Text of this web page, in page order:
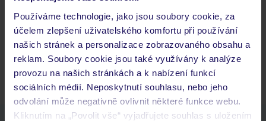
Používáme technologie, jako jsou soubory cookie, za
účelem zlepšení uživatelského komfortu při používání
našich stránek a personalizace zobrazovaného obsahu a
reklam. Soubory cookie jsou také využívány k analýze
provozu na našich stránkách a k nabízení funkcí
sociálních médií. Neposkytnutí souhlasu, nebo jeho
odvolání může negativně ovlivnit některé funkce webu.
Kliknutím na „Povolit vše“ vyjadřujete souhlas s uložením
Budeme ubytováni ihned po příjezdu do hotelu?
Kam jít po přistání a vyzvednutí zavazadel?